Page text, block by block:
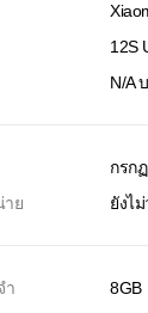
12S
N/A
กรก
าย
ยังไ
ำ
8GB